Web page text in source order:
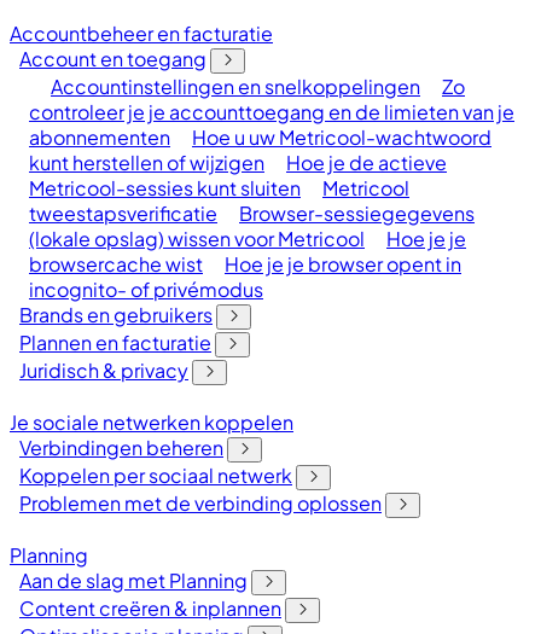
Accountbeheer en facturatie
Account en toegang
Accountinstellingen en snelkoppelingen
Zo
controleer je je accounttoegang en de limieten van je
abonnementen
Hoe u uw Metricool-wachtwoord
kunt herstellen of wijzigen
Hoe je de actieve
Metricool-sessies kunt sluiten
Metricool
tweestapsverificatie
Browser-sessiegegevens
(lokale opslag) wissen voor Metricool
Hoe je je
browsercache wist
Hoe je je browser opent in
incognito- of privémodus
Brands en gebruikers
Plannen en facturatie
Juridisch & privacy
Je sociale netwerken koppelen
Verbindingen beheren
Koppelen per sociaal netwerk
Problemen met de verbinding oplossen
Planning
Aan de slag met Planning
Content creëren & inplannen